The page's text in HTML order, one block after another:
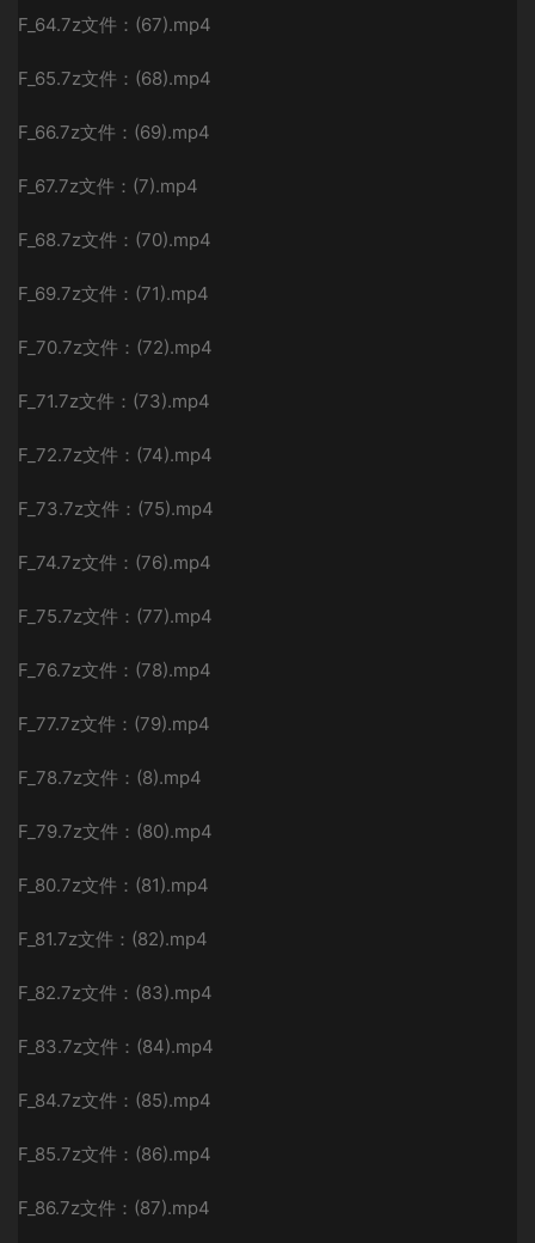
F_64.7z文件：(67).mp4
F_65.7z文件：(68).mp4
F_66.7z文件：(69).mp4
F_67.7z文件：(7).mp4
F_68.7z文件：(70).mp4
F_69.7z文件：(71).mp4
F_70.7z文件：(72).mp4
F_71.7z文件：(73).mp4
F_72.7z文件：(74).mp4
F_73.7z文件：(75).mp4
F_74.7z文件：(76).mp4
F_75.7z文件：(77).mp4
F_76.7z文件：(78).mp4
F_77.7z文件：(79).mp4
F_78.7z文件：(8).mp4
F_79.7z文件：(80).mp4
F_80.7z文件：(81).mp4
F_81.7z文件：(82).mp4
F_82.7z文件：(83).mp4
F_83.7z文件：(84).mp4
F_84.7z文件：(85).mp4
F_85.7z文件：(86).mp4
F_86.7z文件：(87).mp4